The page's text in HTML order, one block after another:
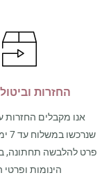
החזרות
אנו מקבלים החזרות
פרט להלבשה תחתונה,
הינומות ופרטי